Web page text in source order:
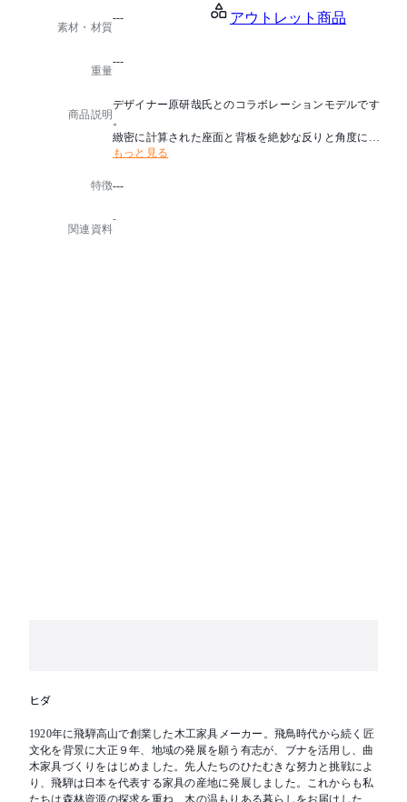
アウトレット商品
素材・材質
---
重量
---
商品説明
デザイナー原研哉氏とのコラボレーションモデルです
。
緻密に計算された座面と背板を絶妙な反りと角度に配
することで、小ぶりながら、安定感のある座り心地に
もっと見る
特徴---
関連資料
-
ヒダ
1920年に飛騨高山で創業した木工家具メーカー。飛鳥時代から続く匠
文化を背景に大正９年、地域の発展を願う有志が、ブナを活用し、曲
木家具づくりをはじめました。先人たちのひたむきな努力と挑戦によ
り、飛騨は日本を代表する家具の産地に発展しました。これからも私
たちは森林資源の探求を重ね、木の温もりある暮らしをお届けしたい